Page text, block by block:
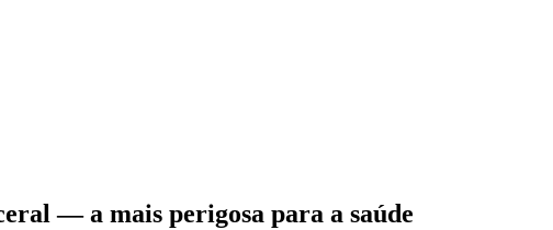
— a mais perigosa para a saúde